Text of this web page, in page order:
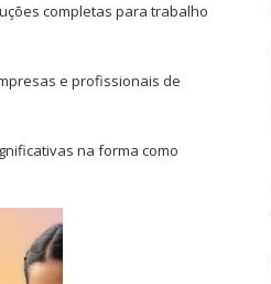
completas para trabalho
e profissionais de
na forma como